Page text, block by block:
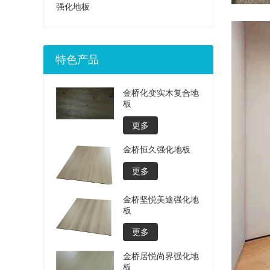
强化地板
特色产品
金桥化变实木复合地
板
更多
金桥恒久强化地板
更多
金桥坚悦美途强化地
板
更多
金桥居悦尚界强化地
板